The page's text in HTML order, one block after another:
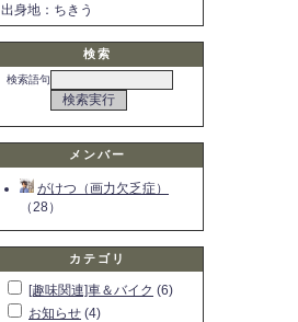
出身地 ： ちきう
検索
検索語句
メンバー
がけつ（画力欠乏症）
（28）
カテゴリ
[趣味関連]車＆バイク (6)
お知らせ (4)